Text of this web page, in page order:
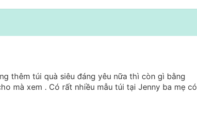
thêm túi quà siêu đáng yêu nữa thì còn gì bằng
mà xem . Có rất nhiều mẫu túi tại Jenny ba mẹ có